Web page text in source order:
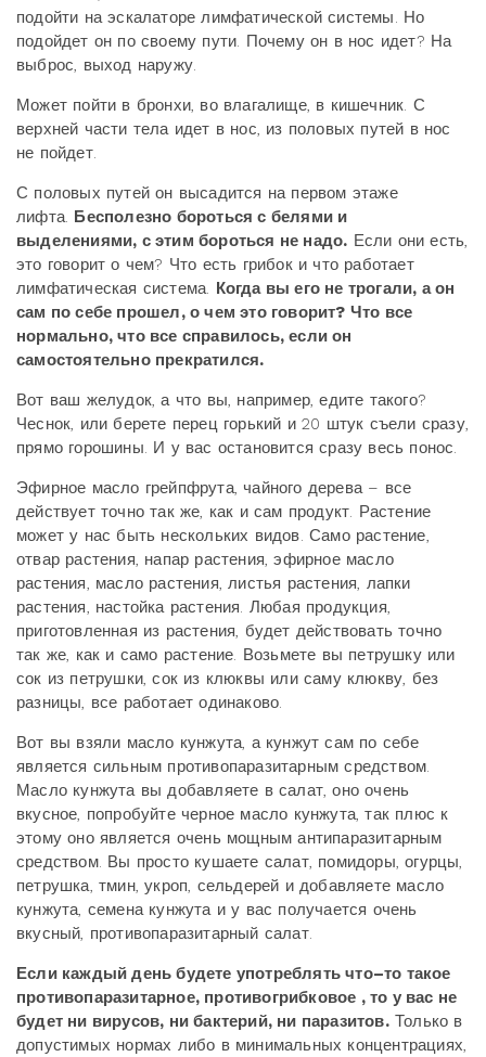
подойти на эскалаторе лимфатической системы. Но
подойдет он по своему пути. Почему он в нос идет? На
выброс, выход наружу.
Может пойти в бронхи, во влагалище, в кишечник. С
верхней части тела идет в нос, из половых путей в нос
не пойдет.
С половых путей он высадится на первом этаже
лифта. Бесполезно бороться с белями и
выделениями, с этим бороться не надо. Если они есть,
это говорит о чем? Что есть грибок и что работает
лимфатическая система. Когда вы его не трогали, а он
сам по себе прошел, о чем это говорит? Что все
нормально, что все справилось, если он
самостоятельно прекратился.
Вот ваш желудок, а что вы, например, едите такого?
Чеснок, или берете перец горький и 20 штук съели сразу,
прямо горошины. И у вас остановится сразу весь понос.
Эфирное масло грейпфрута, чайного дерева – все
действует точно так же, как и сам продукт. Растение
может у нас быть нескольких видов. Само растение,
отвар растения, напар растения, эфирное масло
растения, масло растения, листья растения, лапки
растения, настойка растения. Любая продукция,
приготовленная из растения, будет действовать точно
так же, как и само растение. Возьмете вы петрушку или
сок из петрушки, сок из клюквы или саму клюкву, без
разницы, все работает одинаково.
Вот вы взяли масло кунжута, а кунжут сам по себе
является сильным противопаразитарным средством.
Масло кунжута вы добавляете в салат, оно очень
вкусное, попробуйте черное масло кунжута, так плюс к
этому оно является очень мощным антипаразитарным
средством. Вы просто кушаете салат, помидоры, огурцы,
петрушка, тмин, укроп, сельдерей и добавляете масло
кунжута, семена кунжута и у вас получается очень
вкусный, противопаразитарный салат.
Если каждый день будете употреблять что–то такое
противопаразитарное, противогрибковое , то у вас не
будет ни вирусов, ни бактерий, ни паразитов.Только в
допустимых нормах либо в минимальных концентрациях,